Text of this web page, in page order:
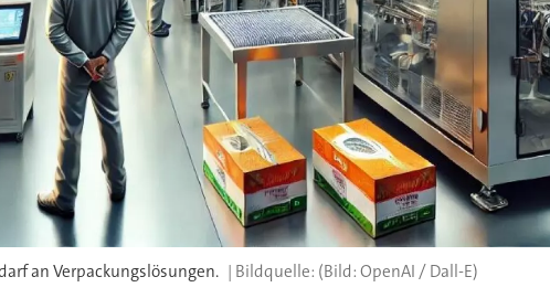
an Verpackungslösungen. (Bild: OpenAI / Dall-E)